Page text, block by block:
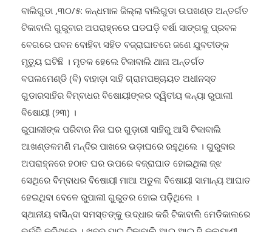
ବାଲିଗୁଡା ,୩୦/୫: କନ୍ଧମାଳ ଜିଲ୍ଲା ବାଲିଗୁଡା ଉପଖଣ୍ଡ ଅନ୍ତର୍ଗତ
ଟିକାବାଲି ଗୁରୁବାର ଅପରାହ୍ନରେ ଘଡଘଡ଼ି ବର୍ଷା ସାଙ୍ଗକୁ ପ୍ରବଳ
ବେଗରେ ପବନ ବୋହିବା ସହିତ ବଜ୍ରାଘାତରେ ଜଣେ ଯୁବତୀଙ୍କ
ମୃତ୍ୟୁ ଘଟିଛି । ମୃତକ ହେଲେ ଟିକାବାଲି ଥାନା ଅନ୍ତର୍ଗତ
ବପଲମେଣ୍ଡି (ବି) ବାହାଡ଼ା ସାହି ଗ୍ରାମପଞ୍ଚାୟତ ଅଧୀନସ୍ତ
ଗୁଡାରସାହିର ବିମ୍ବାଧର ବିଷୋୟୀଙ୍କର ଦ୍ୱିତୀୟ କନ୍ୟା ରୁପାଲୀ
ବିଷୋୟୀ (୨୩) ।
ରୁପାଲୀଙ୍କ ପରିବାର ନିଜ ଘର ଗୁଡ଼ାରୀ ସାହିରୁ ଆସି ଟିକାବାଲି
ଆଖଣ୍ଡଳମଣି ମନ୍ଦିର ପାଖରେ ଭଡ଼ାଘରେ ରହୁଥିଲେ । ଗୁରୁବାର
ଅପରାହ୍ନରେ ହଠାତ ଘର ଉପରେ ବଜ୍ରାଘାତ ହୋଇଥିଲା ଜ୍ଝ
ସେଥିରେ ବିମ୍ବାଧର ବିଷୋୟୀ ମାଆ ଅତୁଳା ବିଷୋୟୀ ସାମାନ୍ୟ ଆଘାତ
ହେଇଥିବା ବେଳେ ରୁପାଲୀ ଗୁରୁତର ହୋଇ ପଡ଼ିଥିଲେ ।
ସ୍ଥାନୀୟ ବାସିନ୍ଦା ସମସ୍ତଙ୍କୁ ଉଦ୍ଧାର କରି ଟିକାବାଲି ମେଡିକାଲରେ